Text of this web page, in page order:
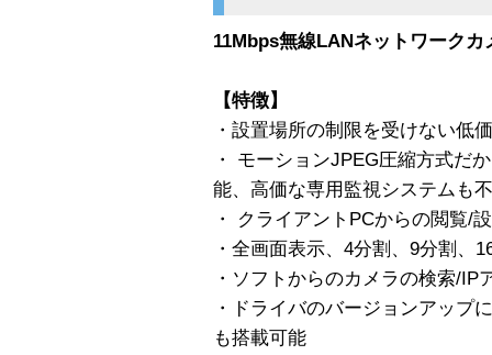
11Mbps無線LANネットワークカ
【特徴】
・設置場所の制限を受けない低
・ モーションJPEG圧縮方式だ
能、高価な専用監視システムも
・ クライアントPCからの閲覧/
・全画面表示、4分割、9分割、
・ソフトからのカメラの検索/IP
・ドライバのバージョンアップ
も搭載可能